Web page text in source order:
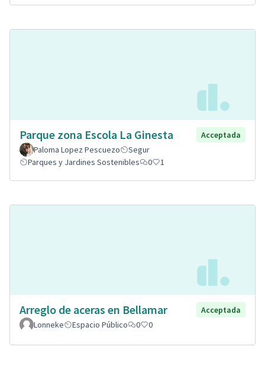
Parque zona Escola La Ginesta
Acceptada
Paloma Lopez Pescuezo
Segur
Parques y Jardines Sostenibles
0 1
Arreglo de aceras en Bellamar
Acceptada
Lonneke
Espacio Público 0 0